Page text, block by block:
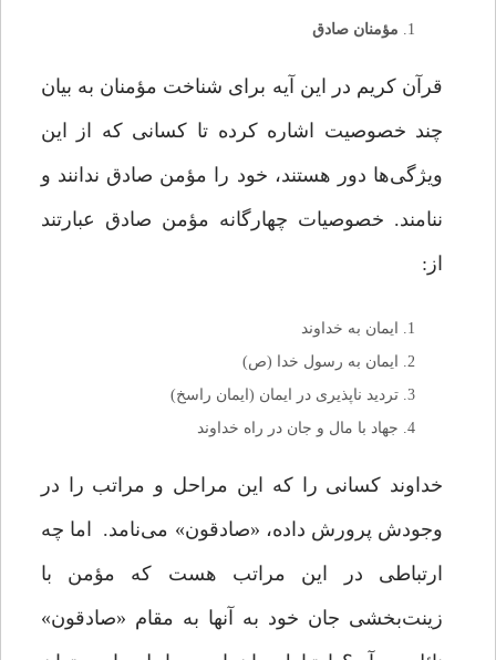
مؤمنان صادق
قرآن کریم در این آیه برای شناخت مؤمنان به بیان
چند خصوصیت اشاره کرده تا کسانی که از این
ویژگی‌ها دور هستند، خود را مؤمن صادق ندانند و
ننامند. خصوصیات چهارگانه مؤمن صادق عبارتند
از:
ایمان به خداوند
ایمان به رسول خدا (ص)
تردید ناپذیری در ایمان (ایمان راسخ)
جهاد با مال و جان در راه خداوند
خداوند کسانی را که این مراحل و مراتب را در
وجودش پرورش داده، «صادقون» می‌نامد. اما چه
ارتباطی در این مراتب هست که مؤمن با
زینت‌بخشی جان خود به آنها به مقام «صادقون»